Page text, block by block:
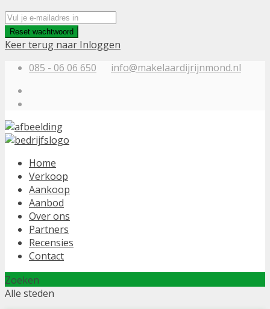
Reset wachtwoord
Keer terug naar Inloggen
085 - 06 06 650
info@makelaardijrijnmond.nl
Home
Verkoop
Aankoop
Aanbod
Over ons
Partners
Recensies
Contact
Zoeken
Alle steden